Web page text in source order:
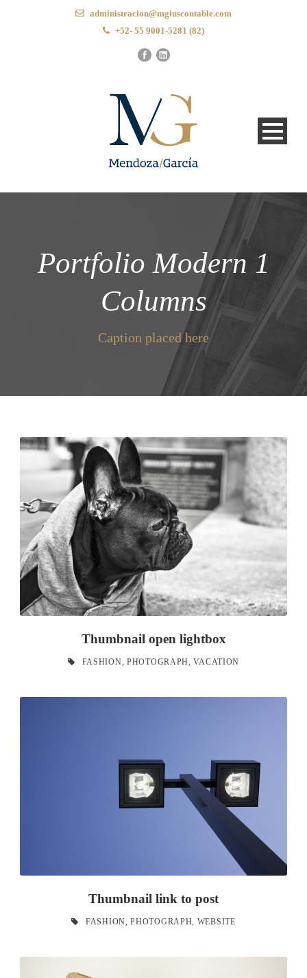
administracion@mgiuscontable.com
+52- 55 9001-5281 (82)
Portfolio Modern 1
Columns
Caption placed here
Thumbnail open lightbox
FASHION PHOTOGRAPH VACATION
Thumbnail link to post
FASHION PHOTOGRAPH WEBSITE